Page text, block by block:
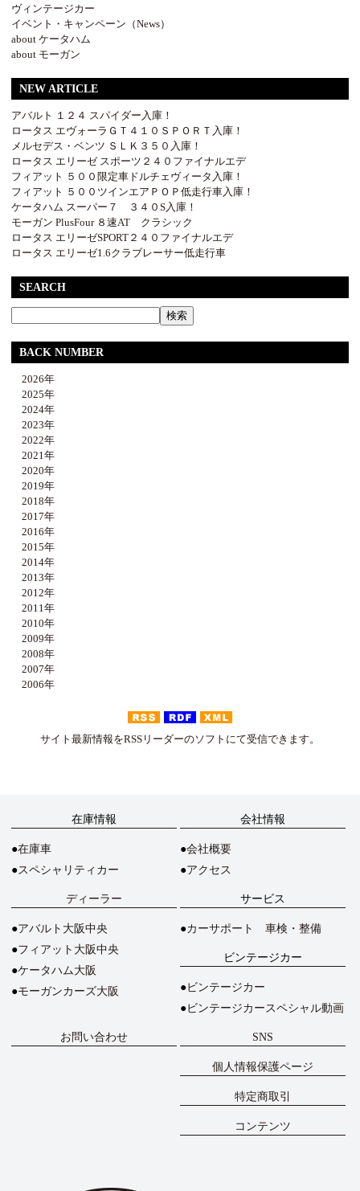
ヴィンテージカー
イベント・キャンペーン（News）
about ケータハム
about モーガン
NEW ARTICLE
アバルト １２４ スパイダー入庫！
ロータス エヴォーラＧＴ４１０ＳＰＯＲＴ入庫！
メルセデス・ベンツ ＳＬＫ３５０入庫！
ロータス エリーゼ スポーツ２４０ファイナルエデ
フィアット ５００限定車ドルチェヴィータ入庫！
フィアット ５００ツインエアＰＯＰ低走行車入庫！
ケータハム スーパー７ ３４０S入庫！
モーガン PlusFour ８速AT クラシック
ロータス エリーゼSPORT２４０ファイナルエデ
ロータス エリーゼ1.6クラブレーサー低走行車
SEARCH
BACK NUMBER
2026年
2025年
2024年
2023年
2022年
2021年
2020年
2019年
2018年
2017年
2016年
2015年
2014年
2013年
2012年
2011年
2010年
2009年
2008年
2007年
2006年
サイト最新情報をRSSリーダーのソフトにて受信できます。
在庫情報
在庫車
スペシャリティカー
会社情報
会社概要
アクセス
ディーラー
アバルト大阪中央
フィアット大阪中央
ケータハム大阪
モーガンカーズ大阪
サービス
カーサポート 車検・整備
ビンテージカー
ビンテージカー
ビンテージカースペシャル動画
お問い合わせ SNS
個人情報保護ページ
特定商取引
コンテンツ